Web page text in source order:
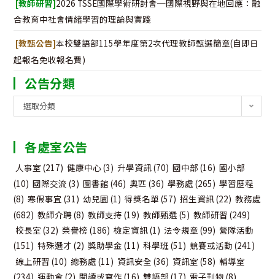
[教師研習]2026 TSSE國際學術研討會─國際視野與在地回應：融
合教育中社會情緒學習的理論與實踐
[教甄公告]本校雙語部115學年度第2次代理教師甄選簡章(自即日
起報名免收報名費)
公告分類
告
類
選取分類
各處室公告
人事室 (217) 健康中心(3) 升學資訊(70) 國中部 (16) 國小部
(10) 國際交流 (3) 圖書館 (46) 奧匹 (36) 學務處 (265) 學習歷程
(8) 寒假事宜 (31) 幼兒園 (1) 得獎名單 (57) 招生資訊(22) 教務處
(682) 教師介聘(8) 教師支持 (19) 教師甄選 (5) 教師研習 (249)
校長室 (32) 榮譽榜 (186) 檢定資訊(1) 法令規章 (99) 營隊活動
(151) 特殊選才 (2) 獎助學金 (11) 科學班(51) 競賽或活動 (241)
線上研習 (10) 總務處 (11) 資訊安全 (36) 資訊室 (58) 輔導室